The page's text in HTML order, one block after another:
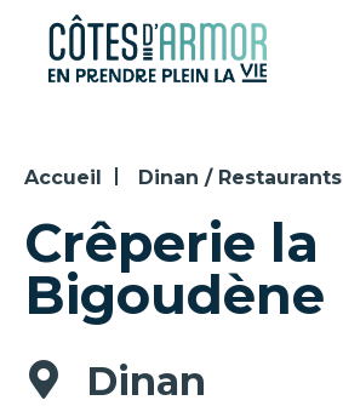
Panneau de gestion des cookies
Accueil Dinan / Restaurants
Crêperie la
Bigoudène
Dinan